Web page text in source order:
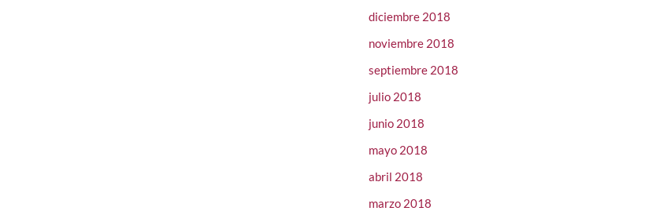
diciembre 2018
noviembre 2018
septiembre 2018
julio 2018
junio 2018
mayo 2018
abril 2018
marzo 2018